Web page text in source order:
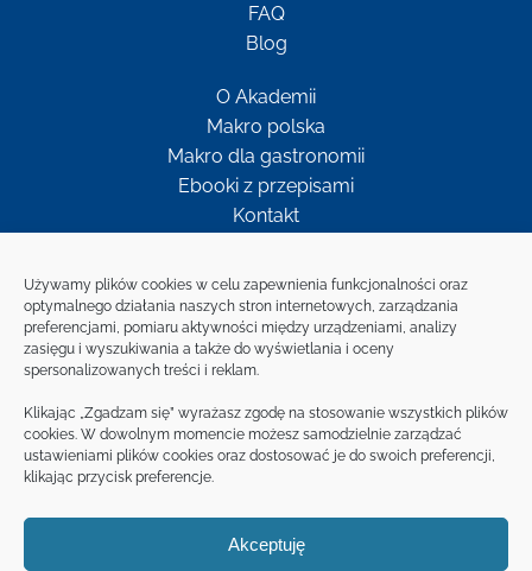
Używamy plików cookies w celu zapewnienia funkcjonalności oraz
optymalnego działania naszych stron internetowych, zarządzania
preferencjami, pomiaru aktywności między urządzeniami, analizy
zasięgu i wyszukiwania a także do wyświetlania i oceny
spersonalizowanych treści i reklam.
Klikając „Zgadzam się” wyrażasz zgodę na stosowanie wszystkich plików
cookies. W dowolnym momencie możesz samodzielnie zarządzać
ustawieniami plików cookies oraz dostosować je do swoich preferencji,
klikając przycisk preferencje.
Akceptuję
FAQ
Blog
O Akademii
Makro polska
Makro dla gastronomii
Ebooki z przepisami
Kontakt
Newsletter
Bądź w kontakcie z MAKRO
NEWSLETTER
© MAKRO Cash and Carry Polska S.A 2020